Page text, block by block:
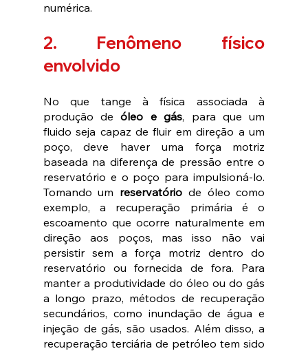
numérica.
2. Fenômeno físico
envolvido
No que tange à física associada à
produção de óleo e gás, para que um
fluido seja capaz de fluir em direção a um
poço, deve haver uma força motriz
baseada na diferença de pressão entre o
reservatório e o poço para impulsioná-lo.
Tomando um reservatório de óleo como
exemplo, a recuperação primária é o
escoamento que ocorre naturalmente em
direção aos poços, mas isso não vai
persistir sem a força motriz dentro do
reservatório ou fornecida de fora. Para
manter a produtividade do óleo ou do gás
a longo prazo, métodos de recuperação
secundários, como inundação de água e
injeção de gás, são usados. Além disso, a
recuperação terciária de petróleo tem sido